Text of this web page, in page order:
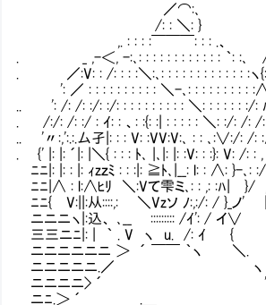
／⌒:､
/: : ＼: }
,. : : : :￣￣￣
. _ ,-＜, -:､: : : : : : : : : : :
. ／:V: : /: : : :＼:､: : : : : :
': ／ : : : : : : : : : : ＼-､: : : : :
.. ': /: /: :/: :/: : : : : : : : : : ＼: :
. /:/: /: :/ : ｲ: : 、: :{: :| : : : : :
.. '〃:,':.:.厶孑|: : : V: :VV:V:
. {' |: |: ´|: |＼{ : : : ﾄ､ |､|: |:
ﾆﾆ|: |: : |: ｨzｚﾐ : : :|: ≧ﾄ､|__: l: : ∧:
ﾆﾆ|∧ : l:∧ﾋﾘ ＼:Vて雫ミ､: : ,: :
ﾆﾆ{ V:||:从::::,: ＼Vzソ ﾉ:,:/: /
ニニニヽ|:込、 ､__ ::::::::: /ｲ
三三ニﾆ|: | ｀ . V ヽ u. /: ｲ
ニニニニニニ ＞ ´ ￣￣ ｀
ニニニニニ.／ ヽ
ニニニニ> ´ ',. }' |:
ニﾆ.＞ ´ .＿ ', ∨/